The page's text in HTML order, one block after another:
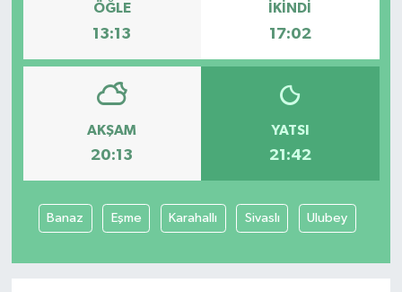
ÖĞLE
13:13
İKINDI
17:02
AKŞAM
20:13
YATSI
21:42
Banaz Eşme Karahallı Sivaslı Ulubey